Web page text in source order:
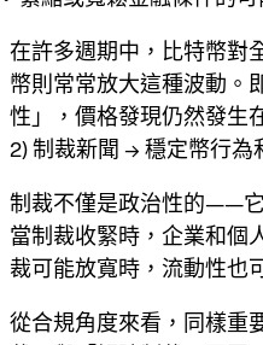
在許多週期中， 比特幣對
幣則常常放大這種波動。
性」，價格發現仍然發生
2) 制裁新聞 → 穩定幣行為
制裁不僅是政治性的——
當制裁收緊時，企業和個
裁可能放寬時，流動性也
從合規角度來看，同樣重